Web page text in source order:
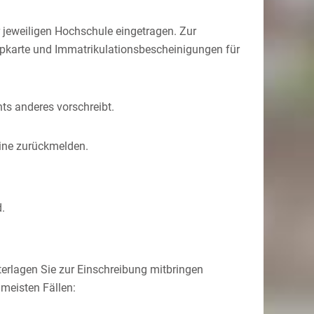
Hochschule eingetragen. Zur
und Immatrikulationsbescheinigungen für
anderes vorschreibt.
zurückmelden.
Sie zur Einschreibung mitbringen
Fällen: